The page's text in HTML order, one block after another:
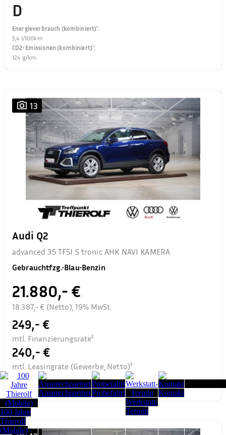
D
Energieverbrauch (kombiniert)¹:
5,4 l/100km
CO2-Emissionen (kombiniert)¹:
124 g/km
13
Audi Q2
advanced 35 TFSI S tronic AHK NAVI KAMERA
Gebrauchtfzg.•Blau•Benzin
21.880,- €
18.387,- € (Netto), 19% MwSt.
249,- €
mtl. Finanzierungsrate²
240,- €
mtl. Leasingrate (Gewerbe, Netto)³
100 Jahre
Thierolf
(Mobile)
AnsprechpartnerProbefahrt
Werkstatt-
Termin
Kontakt